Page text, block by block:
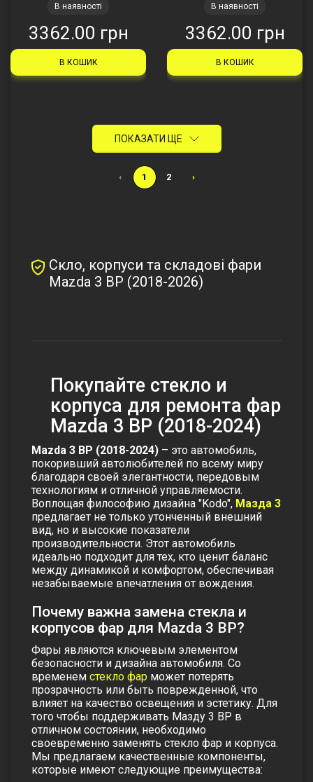
В наявності
3362.00 грн
В КОШИК
В наявності
3362.00 грн
В КОШИК
ПОКАЗАТИ ЩЕ
‹ 1 2 ›
Скло, корпуси та складові фари
Mazda 3 BP (2018-2026)
Покупайте стекло и
корпуса для ремонта фар
Mazda 3 BP (2018-2024)
Mazda 3 BP (2018-2024) – это автомобиль,
покоривший автолюбителей по всему миру
благодаря своей элегантности, передовым
технологиям и отличной управляемости.
Воплощая философию дизайна "Kodo", Мазда 3
предлагает не только утонченный внешний
вид, но и высокие показатели
производительности. Этот автомобиль
идеально подходит для тех, кто ценит баланс
между динамикой и комфортом, обеспечивая
незабываемые впечатления от вождения.
Почему важна замена стекла и
корпусов фар для Mazda 3 BP?
Фары являются ключевым элементом
безопасности и дизайна автомобиля. Со
временем стекло фар может потерять
прозрачность или быть поврежденной, что
влияет на качество освещения и эстетику. Для
того чтобы поддерживать Мазду 3 ВР в
отличном состоянии, необходимо
своевременно заменять стекло фар и корпуса.
Мы предлагаем качественные компоненты,
которые имеют следующие преимущества: